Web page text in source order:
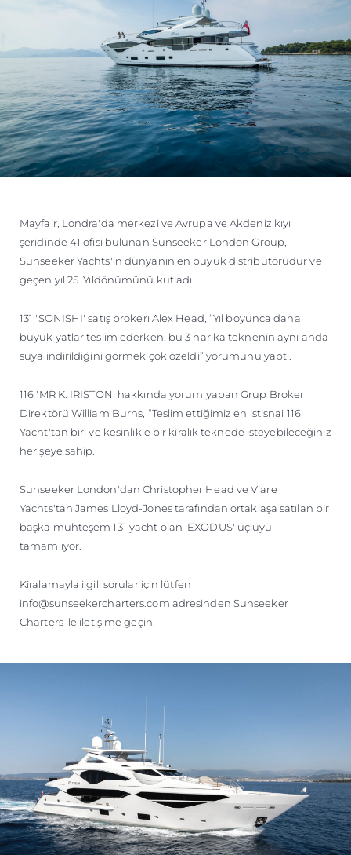
Mayfair, Londra'da merkezi ve Avrupa ve Akdeniz kıyı
şeridinde 41 ofisi bulunan Sunseeker London Group,
Sunseeker Yachts'ın dünyanın en büyük distribütörüdür ve
geçen yıl 25. Yıldönümünü kutladı.
131 'SONISHI' satış brokerı Alex Head, “Yıl boyunca daha
büyük yatlar teslim ederken, bu 3 harika teknenin aynı anda
suya indirildiğini görmek çok özeldi” yorumunu yaptı.
116 'MR K. IRISTON' hakkında yorum yapan Grup Broker
Direktörü William Burns, “Teslim ettiğimiz en istisnai 116
Yacht'tan biri ve kesinlikle bir kiralık teknede isteyebileceğiniz
her şeye sahip.
Sunseeker London'dan Christopher Head ve Viare
Yachts'tan James Lloyd-Jones tarafından ortaklaşa satılan bir
başka muhteşem 131 yacht olan 'EXODUS' üçlüyü
tamamlıyor.
Kiralamayla ilgili sorular için lütfen
info@sunseekercharters.com adresinden Sunseeker
Charters ile iletişime geçin.